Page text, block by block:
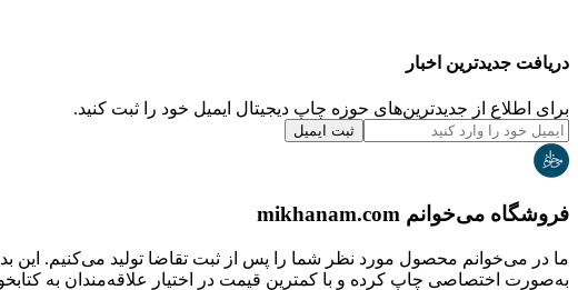
دریافت جدیدترین‌ اخبار
برای اطلاع از جدیدترین‌های حوزه چاپ دیجیتال ایمیل خود را ثبت کنید.
ثبت ایمیل
فروشگاه می‌خوانم mikhanam.com
ما در می‌خوانم محصول مورد نظر شما را پس از ثبت تقاضا تولید می‌کنیم. این
به‌صورت اختصاصی چاپ کرده و با کمترین قیمت در اختیار علاقه‌مندان به